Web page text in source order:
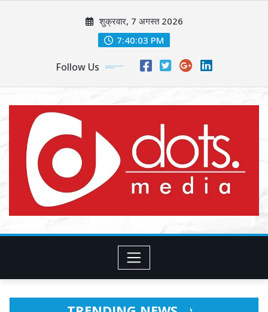
शुक्रवार, 7 अगस्त 2026
7:40:05 PM
Follow Us